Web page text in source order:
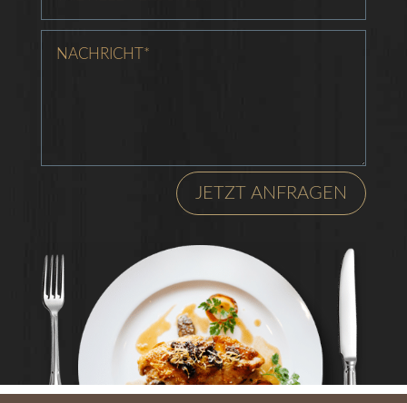
JETZT ANFRAGEN